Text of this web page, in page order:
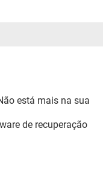
está mais na sua
de recuperação